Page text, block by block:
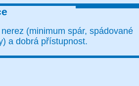
(minimum spár, spádované
a dobrá přístupnost.